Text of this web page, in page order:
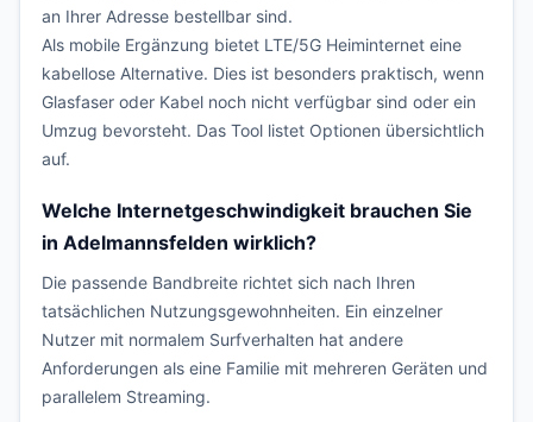
an Ihrer Adresse bestellbar sind.
Als mobile Ergänzung bietet LTE/5G Heiminternet eine
kabellose Alternative. Dies ist besonders praktisch, wenn
Glasfaser oder Kabel noch nicht verfügbar sind oder ein
Umzug bevorsteht. Das Tool listet Optionen übersichtlich
auf.
Welche Internetgeschwindigkeit brauchen Sie
in Adelmannsfelden wirklich?
Die passende Bandbreite richtet sich nach Ihren
tatsächlichen Nutzungsgewohnheiten. Ein einzelner
Nutzer mit normalem Surfverhalten hat andere
Anforderungen als eine Familie mit mehreren Geräten und
parallelem Streaming.